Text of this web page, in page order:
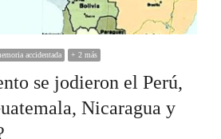
accidentada + 2 más
se jodieron el Perú,
Nicaragua y